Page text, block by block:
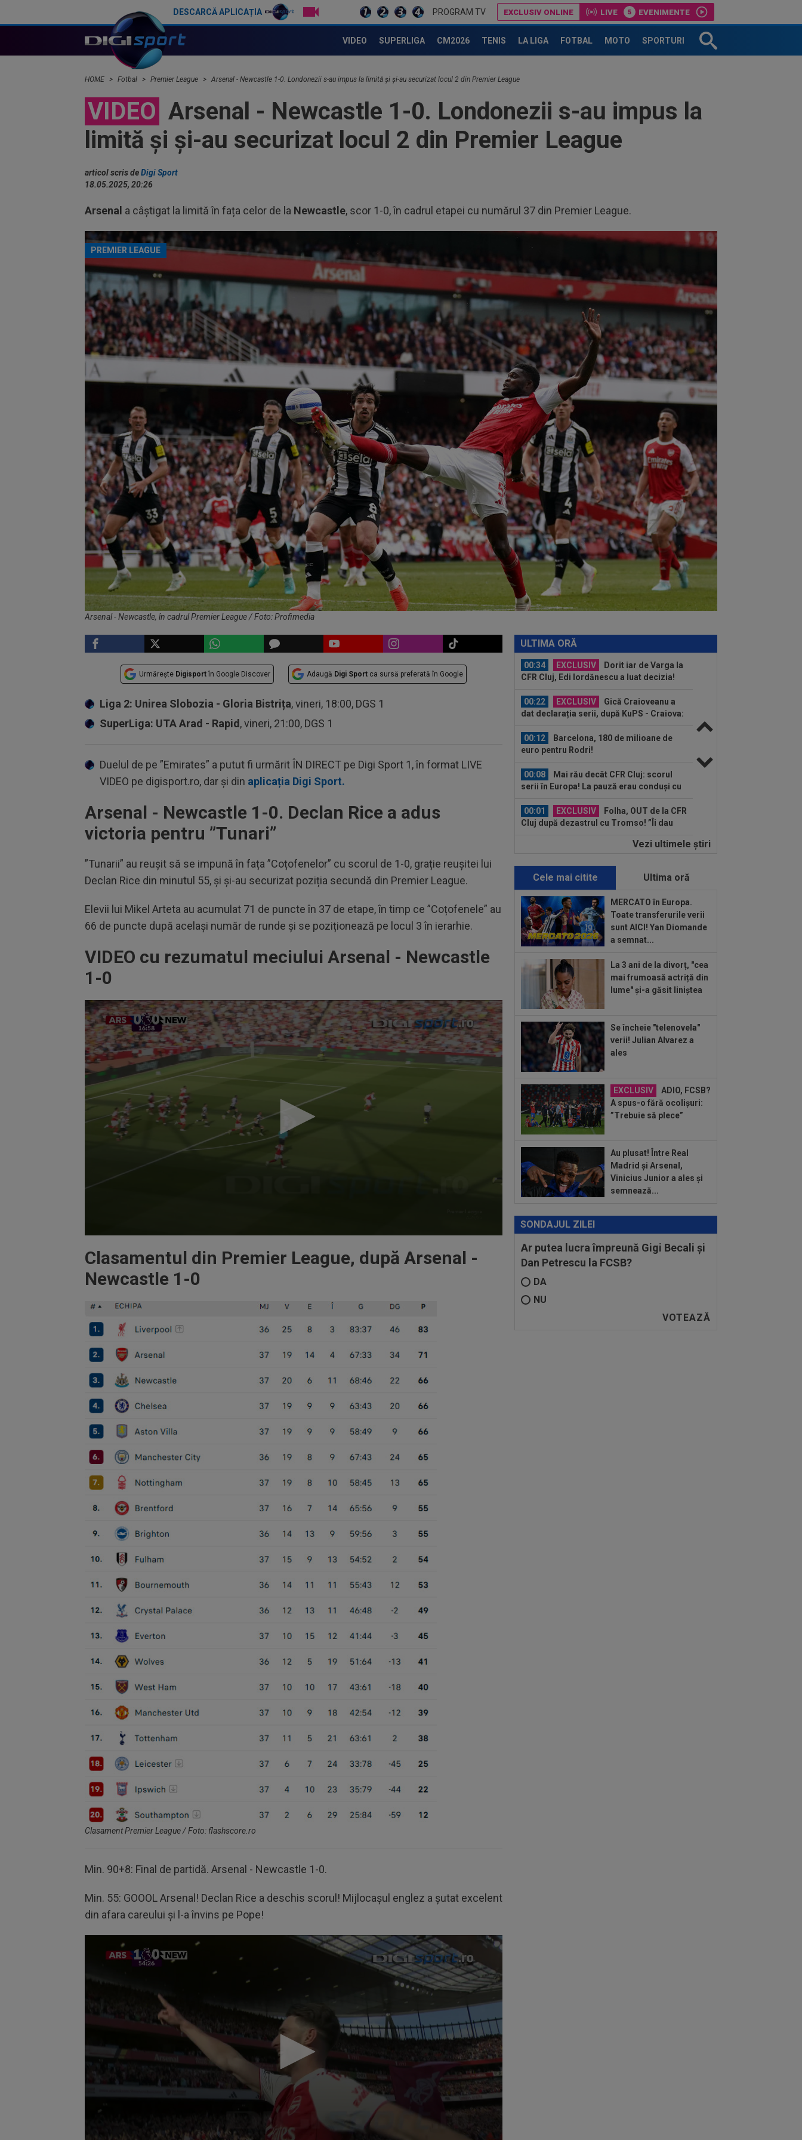
DESCARCĂ APLICAȚIA PROGRAM TV EXCLUSIV ONLINE LIVE EVENIMENTE
VIDEO SUPERLIGA CM2026 TENIS LA LIGA FOTBAL MOTO SPORTURI
HOME Fotbal Premier League Arsenal - Newcastle 1-0. Londonezii s-au impus la limită și și-au securizat locul 2 din Premier League
VIDEO Arsenal - Newcastle 1-0. Londonezii s-au impus la
limită și și-au securizat locul 2 din Premier League
articol scris deDigi Sport
18.05.2025, 20:26
Arsenal a câștigat la limită în fața celor de la Newcastle, scor 1-0, în cadrul etapei cu numărul 37 din Premier League.
PREMIER LEAGUE
Arsenal - Newcastle, în cadrul Premier League / Foto: Profimedia
Urmărește Digisport în Google Discover Adaugă Digi Sport ca sursă preferată în Google
Liga 2: Unirea Slobozia - Gloria Bistrița, vineri, 18:00, DGS 1
SuperLiga: UTA Arad - Rapid , vineri, 21:00, DGS 1
Duelul de pe ”Emirates” a putut fi urmărit ÎN DIRECT pe Digi Sport 1, în format LIVE
VIDEO pe digisport.ro, dar și din aplicația Digi Sport.
Arsenal - Newcastle 1-0. Declan Rice a adus
victoria pentru ”Tunari”
”Tunarii” au reușit să se impună în fața ”Coțofenelor” cu scorul de 1-0, grație reușitei lui
Declan Rice din minutul 55, și și-au securizat poziția secundă din Premier League.
Elevii lui Mikel Arteta au acumulat 71 de puncte în 37 de etape, în timp ce ”Coțofenele” au
66 de puncte după același număr de runde și se poziționează pe locul 3 în ierarhie.
VIDEO cu rezumatul meciului Arsenal - Newcastle
1-0
90%
Clasamentul din Premier League, după Arsenal -
Newcastle 1-0
Clasament Premier League / Foto: flashscore.ro
Min. 90+8: Final de partidă. Arsenal - Newcastle 1-0.
Min. 55: GOOOL Arsenal! Declan Rice a deschis scorul! Mijlocașul englez a șutat excelent
din afara careului și l-a învins pe Pope!
ULTIMA ORĂ
00:08
Mai rău decât CFR Cluj: scorul
serii în Europa! La pauză erau conduși cu
0-2...
00:01
EXCLUSIV
Folha, OUT de la CFR
Cluj după dezastrul cu Tromso! ”Îi dau
afară pe toți!”...
23:52
EXCLUSIV
Gigi Becali: ”Am
vândut un jucător pe 3.000.000 €”
23:44
Enervat după ce a aflat că Rodri
se transferă la Barcelona, Mourinho s-a
dus de...
23:42
Antrenorul lui Tromso a surprins
pe toată lumea, după 5-0 cu CFR: ”Mai e
un...
00:43
EXCLUSIV
Lovitură de
proporții: Ioan Varga, gata să renunțe la
ți spun ce face Mihai Stoica. E prima oară
când o zic”
00:34
EXCLUSIV
Dorit iar de Varga la
CFR Cluj, Edi Iordănescu a luat decizia!
00:22 EXCLUSIV
Gică Craioveanu a
dat declarația serii, după KuPS - Craiova:
00:12
Barcelona, 180 de milioane de
euro pentru Rodri!
00:08
Mai rău decât CFR Cluj: scorul
serii în Europa! La pauză erau conduși cu
00:01
EXCLUSIV
Folha, OUT de la CFR
Cluj după dezastrul cu Tromso! ”Îi dau
Gigi Becali: ”Am
23:44
Enervat după ce a aflat că Rodri
se transferă la Barcelona, Mourinho s-a
dus de...
23:42
Antrenorul lui Tromso a surprins
pe toată lumea, după 5-0 cu CFR: ”Mai e
un...
proporții: Ioan Varga, gata să renunțe la
CFR și să preia alt club...
00:41
EXCLUSIV
Gigi Becali: ”Hai să-
ți spun ce face Mihai Stoica. E prima oară
00:34
EXCLUSIV
Dorit iar de Varga la
CFR Cluj, Edi Iordănescu a luat decizia!
00:22 EXCLUSIV
”Știi cine mă...
00:12
Barcelona, 180 de milioane de
euro pentru Rodri!
Vezi ultimele ştiri
Cele mai citite Ultima oră
MERCATO în Europa.
Toate transferurile verii
sunt AICI! Yan Diomande
a semnat...
La 3 ani de la divorț, "cea
mai frumoasă actriță din
lume" și-a găsit liniștea
Se încheie "telenovela"
verii! Julian Alvarez a
ales
EXCLUSIV
ADIO, FCSB?
A spus-o fără ocolișuri:
”Trebuie să plece”
Au plusat! Între Real
Madrid și Arsenal,
Vinicius Junior a ales și
semnează...
SONDAJUL ZILEI
Ar putea lucra împreună Gigi Becali și
Dan Petrescu la FCSB?
DA
NU